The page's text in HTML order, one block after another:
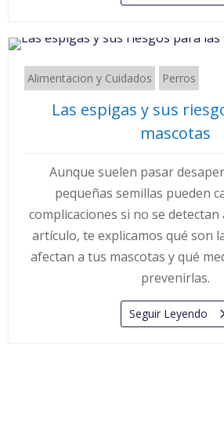
Alimentacion y Cuidados Perros
Las espigas y sus
mascotas
Aunque suelen pasar
pequeñas semillas pueden
complicaciones si no se detectan
artículo, te explicamos qué son
afectan a tus mascotas y qué
prevenirlas.
Seguir Leyendo